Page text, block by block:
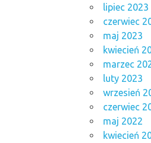
lipiec 2023
czerwiec
maj 2023
kwiecień
marzec
luty 2023
wrzesień
czerwiec
maj 2022
kwiecień